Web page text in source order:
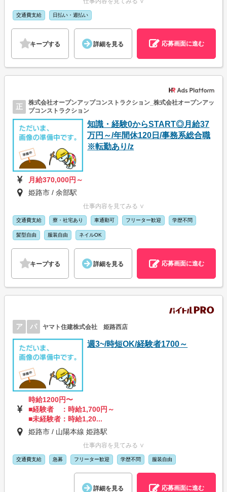
交通費支給 日払い・週払い
キープする 詳細を見る 応募画面に進む
正
株式会社オープンアップコンストラクション_株式会社オープンアッ
プコンストラクション
知識・経験0からSTART◎月給37
万円～/年間休120日/事務系総合職
※転勤あり/z
月給370,000円～
姫路市 / 余部駅
仕事内容を見てみる ∨
交通費支給 寮・社宅あり 車通勤可 フリーター歓迎 学歴不問
髪型自由 服装自由 ネイルOK
キープする 詳細を見る 応募画面に進む
ア パ ヤマト住建株式会社 姫路西店
週3~/時短OK/経験者1700～
時給1200円〜
■経験者 ：時給1,700円～
■未経験者：時給1,20...
姫路市 / 山陽本線 姫路駅
仕事内容を見てみる ∨
交通費支給 急募 フリーター歓迎 学歴不問 服装自由
詳細を見る 応募画面に進む